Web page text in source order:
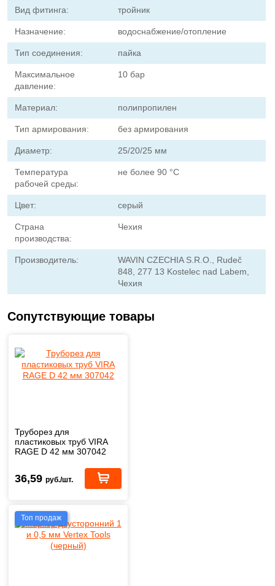
Вид фитинга: тройник
Назначение: водоснабжение/отопление
Тип соединения: пайка
Максимальное
давление:
10 бар
Материал: полипропилен
Тип армирования: без армирования
Диаметр: 25/20/25 мм
Температура
рабочей среды:
не более 90 °С
Цвет: серый
Страна
производства:
Чехия
Производитель:
WAVIN CZECHIA S.R.O., Rudeč
848, 277 13 Kostelec nad Labem,
Чехия
Сопутствующие товары
Труборез для
пластиковых труб VIRA
RAGE D 42 мм 307042
36,59 руб./шт.
Топ продаж